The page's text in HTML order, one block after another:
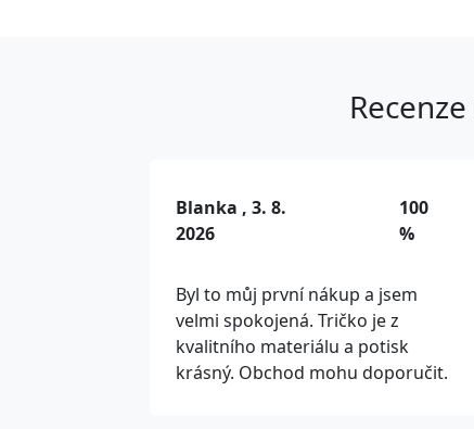
Blanka , 3. 8.
2026
100
%
Byl to můj první nákup a jsem
velmi spokojená. Tričko je z
kvalitního materiálu a potisk
krásný. Obchod mohu doporučit.